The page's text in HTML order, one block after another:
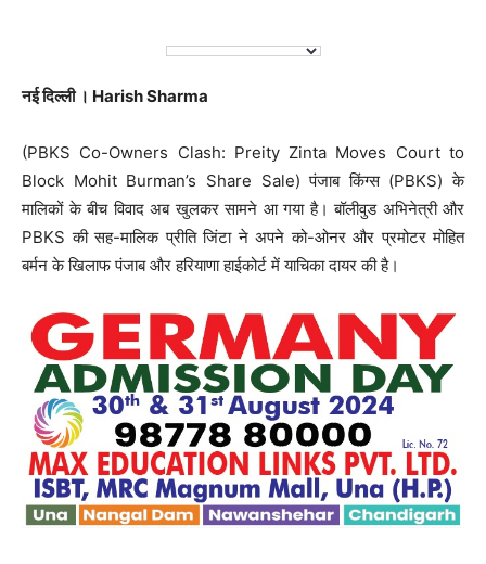
नई दिल्ली । Harish Sharma
(PBKS Co-Owners Clash: Preity Zinta Moves Court to
Block Mohit Burman’s Share Sale) पंजाब किंग्स (PBKS) के
मालिकों के बीच विवाद अब खुलकर सामने आ गया है। बॉलीवुड अभिनेत्री और
PBKS की सह-मालिक प्रीति जिंटा ने अपने को-ओनर और प्रमोटर मोहित
बर्मन के खिलाफ पंजाब और हरियाणा हाईकोर्ट में याचिका दायर की है।